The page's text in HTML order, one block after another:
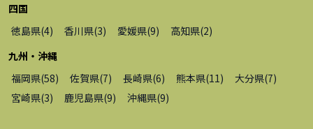
四国
徳島県(4) 香川県(3) 愛媛県(9) 高知県(2)
九州・沖縄
福岡県(58) 佐賀県(7) 長崎県(6) 熊本県(11 ) 大分県(7)
宮崎県(3) 鹿児島県(9) 沖縄県(9)